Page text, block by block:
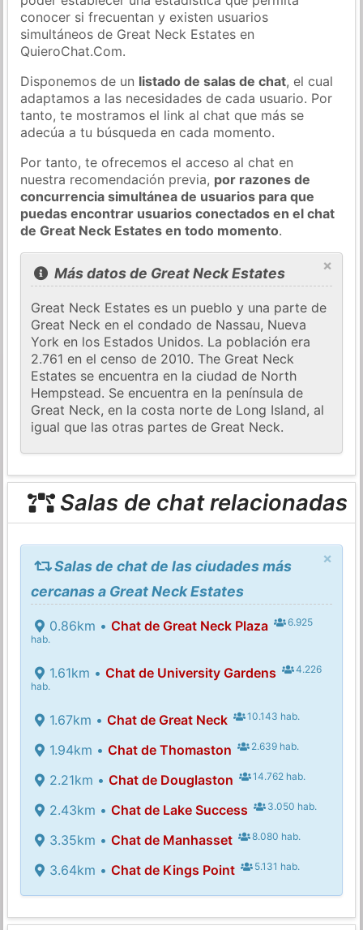
conocer si frecuentan y existen usuarios
simultáneos de Great Neck Estates en
QuieroChat.Com.
Disponemos de un listado de salas de chat, el cual
adaptamos a las necesidades de cada usuario. Por
tanto, te mostramos el link al chat que más se
adecúa a tu búsqueda en cada momento.
Por tanto, te ofrecemos el acceso al chat en
nuestra recomendación previa, por razones de
concurrencia simultánea de usuarios para que
puedas encontrar usuarios conectados en el chat
de Great Neck Estates en todo momento.
×
Más datos de Great Neck Estates
Great Neck Estates es un pueblo y una parte de
Great Neck en el condado de Nassau, Nueva
York en los Estados Unidos. La población era
2.761 en el censo de 2010. The Great Neck
Estates se encuentra en la ciudad de North
Hempstead. Se encuentra en la península de
Great Neck, en la costa norte de Long Island, al
igual que las otras partes de Great Neck.
Salas de chat relacionadas
×
Salas de chat de las ciudades más
cercanas a Great Neck Estates
0.86km • Chat de Great Neck Plaza
6.925
hab.
1.61km • Chat de University Gardens
4.226
hab.
1.67km • Chat de Great Neck 10.143 hab.
1.94km • Chat de Thomaston 2.639 hab.
2.21km • Chat de Douglaston 14.762 hab.
2.43km • Chat de Lake Success 3.050 hab.
3.35km • Chat de Manhasset 8.080 hab.
3.64km • Chat de Kings Point 5.131 hab.